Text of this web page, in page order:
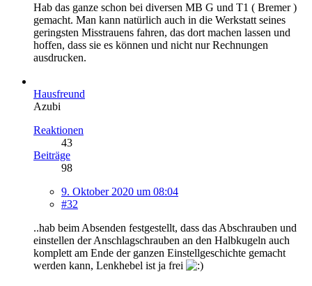
Hab das ganze schon bei diversen MB G und T1 ( Bremer )
gemacht. Man kann natürlich auch in die Werkstatt seines
geringsten Misstrauens fahren, das dort machen lassen und
hoffen, dass sie es können und nicht nur Rechnungen
ausdrucken.
Hausfreund
Azubi
Reaktionen
43
Beiträge
98
9. Oktober 2020 um 08:04
#32
..hab beim Absenden festgestellt, dass das Abschrauben und
einstellen der Anschlagschrauben an den Halbkugeln auch
komplett am Ende der ganzen Einstellgeschichte gemacht
werden kann, Lenkhebel ist ja frei